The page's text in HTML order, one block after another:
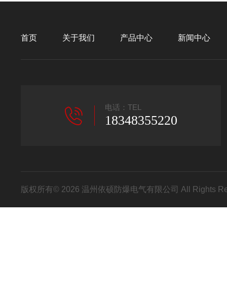
首页 关于我们 产品中心 新闻中心
电话：TEL
18348355220
版权所有© 2026 温州依硕防爆电气有限公司 All Rights